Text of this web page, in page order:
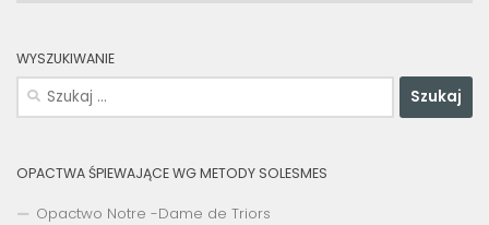
WYSZUKIWANIE
Szukaj:
OPACTWA ŚPIEWAJĄCE WG METODY SOLESMES
Opactwo Notre -Dame de Triors